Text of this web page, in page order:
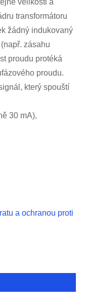
velikosti a
transformátoru
žádný indukovaný
zásahu
proudu protéká
proudu.
který spouští
30 mA),
a ochranou proti